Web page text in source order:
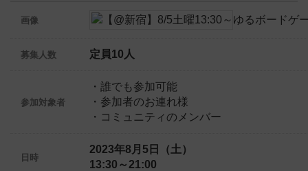
画像
募集人数 定員10人
参加対象者
・誰でも参加可能
・参加者のお連れ様
・コミュニティのメンバー
日時
2023年8月5日（土）
13:30～21:00